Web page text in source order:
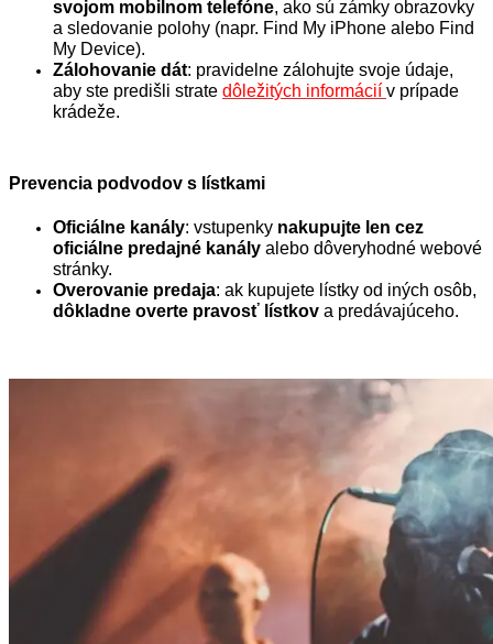
svojom mobilnom telefóne, ako sú zámky obrazovky
a sledovanie polohy (napr. Find My iPhone alebo Find
My Device).
Zálohovanie dát: pravidelne zálohujte svoje údaje,
aby ste predišli strate dôležitých informácií v prípade
krádeže.
Prevencia podvodov s lístkami
Oficiálne kanály: vstupenky nakupujte len cez
oficiálne predajné kanály alebo dôveryhodné webové
stránky.
Overovanie predaja: ak kupujete lístky od iných osôb,
dôkladne overte pravosť lístkov a predávajúceho.